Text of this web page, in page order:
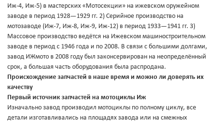
Иж-4, Иж-5) в мастерских «Мотосекции» на ижевском оружейном
заводе в период 1928—1929 гг. 2) Серийное производство на
мотозаводе (Иж-7, Иж-8, Иж-9, Иж-12) в период 1933—1941 гг. 3)
Массовое производство ведётся на Ижевском машиностроительном
заводе в период с 1946 года и по 2008. В связи с большими долгами,
завод ИЖмото в 2008 году был законсервирован на неопределённый
срок, а большая часть оборудования была распродана.
Происхождение запчастей в наше время и можно ли доверять их
качеству
Первый источник запчастей на мотоциклы Иж
Изначально завод производил мотоциклы по полному циклу, все
детали изготавливались на площадях завода или на смежных